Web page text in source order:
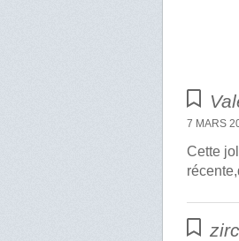
7 MARS
Cette